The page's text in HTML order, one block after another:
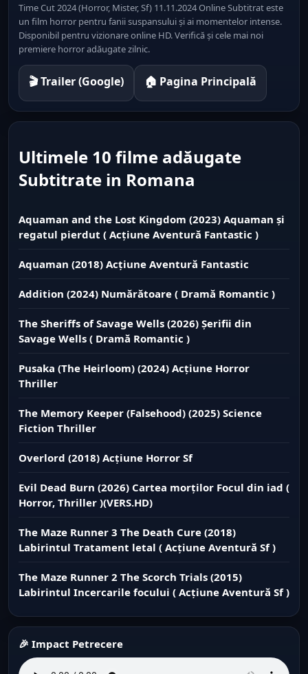
Time Cut 2024 (Horror, Mister, Sf) 11.11.2024 Online Subtitrat este
un film horror pentru fanii suspansului și ai momentelor intense.
Disponibil pentru vizionare online HD. Verifică și cele mai noi
premiere horror adăugate zilnic.
🎬 Trailer (Google) 🏠 Pagina Principală
Ultimele 10 filme adăugate
Subtitrate in Romana
Aquaman and the Lost Kingdom (2023) Aquaman și
regatul pierdut ( Acțiune Aventură Fantastic )
Aquaman (2018) Acțiune Aventură Fantastic
Addition (2024) Numărătoare ( Dramă Romantic )
The Sheriffs of Savage Wells (2026) Șerifii din
Savage Wells ( Dramă Romantic )
Pusaka (The Heirloom) (2024) Acțiune Horror
Thriller
The Memory Keeper (Falsehood) (2025) Science
Fiction Thriller
Overlord (2018) Acțiune Horror Sf
Evil Dead Burn (2026) Cartea morților Focul din iad (
Horror, Thriller )(VERS.HD)
The Maze Runner 3 The Death Cure (2018)
Labirintul Tratament letal ( Acțiune Aventură Sf )
The Maze Runner 2 The Scorch Trials (2015)
Labirintul Incercarile focului ( Acțiune Aventură Sf )
🎉 Impact Petrecere